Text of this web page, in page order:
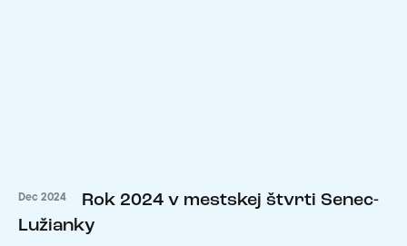
Dec 2024
Rok 2024 v mestskej štvrti Senec-
Lužianky